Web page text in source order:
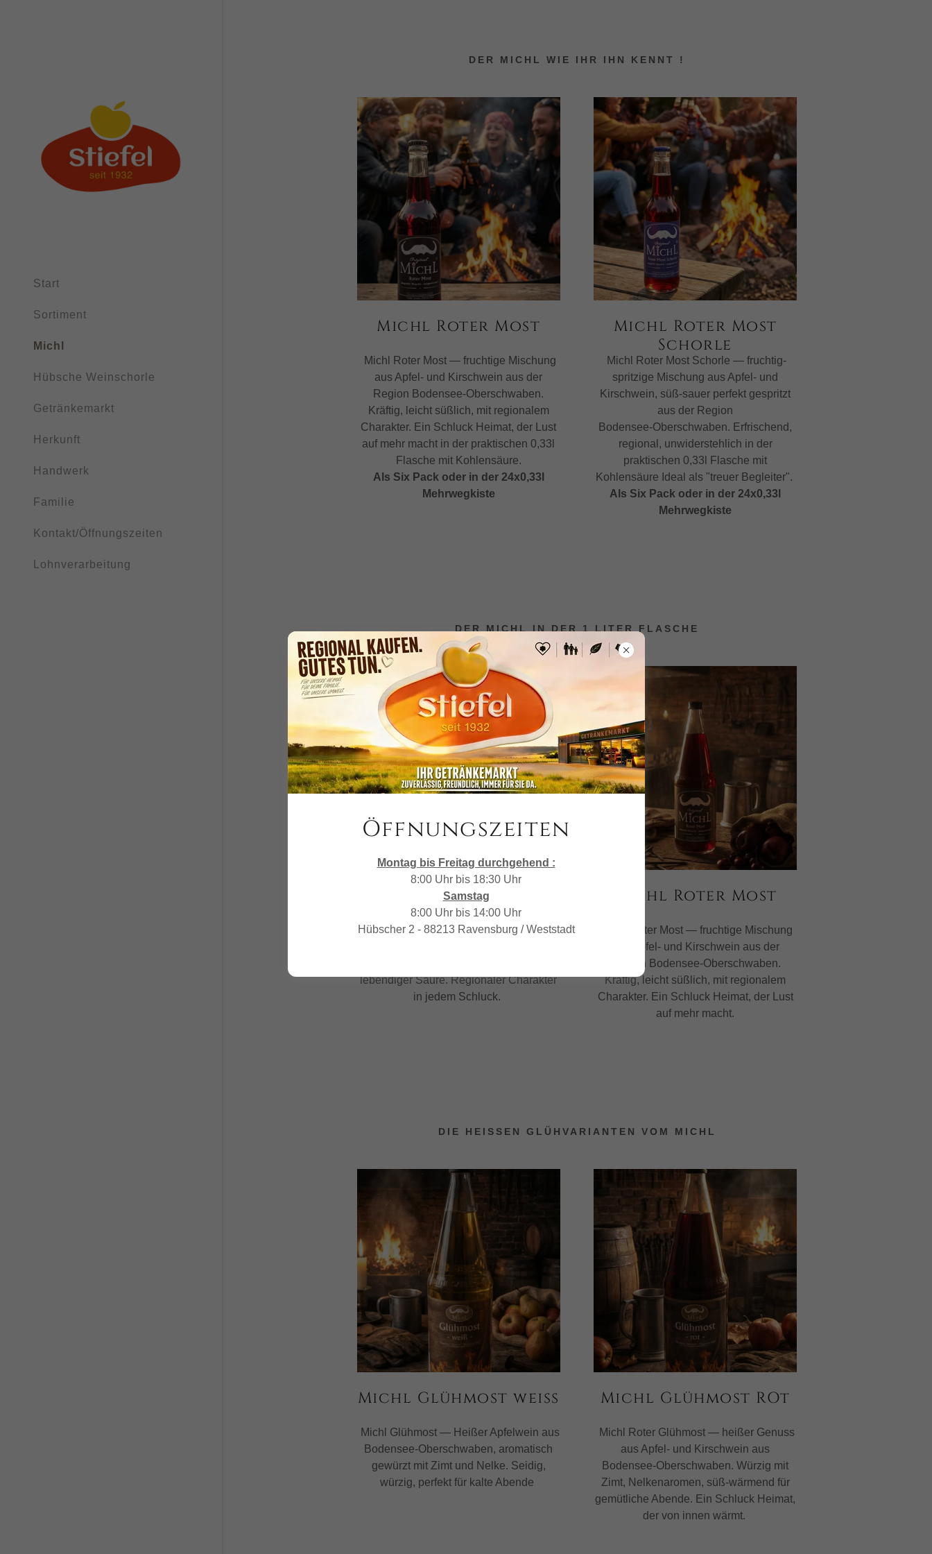
Start
Sortiment
Michl
Hübsche Weinschorle
Getränkemarkt
Herkunft
Handwerk
Familie
Kontakt/Öffnungszeiten
Lohnverarbeitung
DER MICHL WIE IHR IHN KENNT !
Michl Roter Most
Michl Roter Most — fruchtige Mischung
aus Apfel- und Kirschwein aus der
Region Bodensee‑Oberschwaben.
Kräftig, leicht süßlich, mit regionalem
Charakter. Ein Schluck Heimat, der Lust
auf mehr macht in der praktischen 0,33l
Flasche mit Kohlensäure.
Als Six Pack oder in der 24x0,33l
Mehrwegkiste
Michl Roter Most
Schorle
Michl Roter Most Schorle — fruchtig-
spritzige Mischung aus Apfel- und
Kirschwein, süß-sauer perfekt gespritzt
aus der Region
Bodensee‑Oberschwaben. Erfrischend,
regional, unwiderstehlich in der
praktischen 0,33l Flasche mit
Kohlensäure Ideal als "treuer Begleiter".
Als Six Pack oder in der 24x0,33l
Mehrwegkiste
DER MICHL IN DER 1 LITER FLASCHE
Michl Most
Michl Most — reiner Apfelwein aus
lebendiger Säure. Regionaler Charakter
in jedem Schluck.
Michl Roter Most
Michl Roter Most — fruchtige Mischung
aus Apfel- und Kirschwein aus der
Region Bodensee‑Oberschwaben.
Kräftig, leicht süßlich, mit regionalem
Charakter. Ein Schluck Heimat, der Lust
auf mehr macht.
DIE HEISSEN GLÜHVARIANTEN VOM MICHL
Michl Glühmost weiss
Michl Glühmost — Heißer Apfelwein aus
Bodensee‑Oberschwaben, aromatisch
gewürzt mit Zimt und Nelke. Seidig,
würzig, perfekt für kalte Abende
Michl Glühmost ROt
Michl Roter Glühmost — heißer Genuss
aus Apfel- und Kirschwein aus
Bodensee‑Oberschwaben. Würzig mit
Zimt, Nelkenaromen, süß-wärmend für
gemütliche Abende. Ein Schluck Heimat,
der von innen wärmt.
Öffnungszeiten
Montag bis Freitag durchgehend :
8:00 Uhr bis 18:30 Uhr
Samstag
8:00 Uhr bis 14:00 Uhr
Hübscher 2 - 88213 Ravensburg / Weststadt